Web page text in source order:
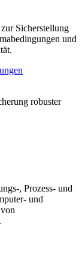
Sicherstellung
und
robuster
, Prozess- und
und